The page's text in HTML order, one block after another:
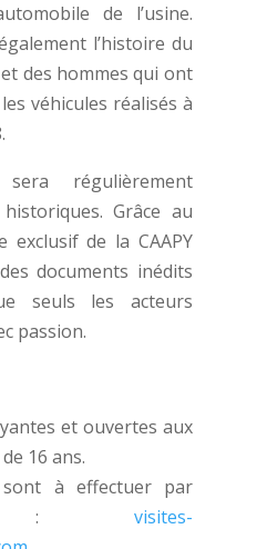
de l’usine.
l’histoire du
des hommes qui ont
véhicules réalisés à
régulièrement
Grâce au
exclusif de la CAAPY
documents inédits
seuls les acteurs
passion.
et ouvertes aux
16 ans.
sont à effectuer par
: visites-